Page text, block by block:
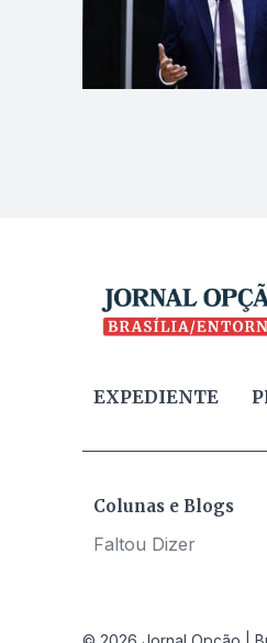
EXPEDIENTE
Colunas e Blogs
Faltou Dizer